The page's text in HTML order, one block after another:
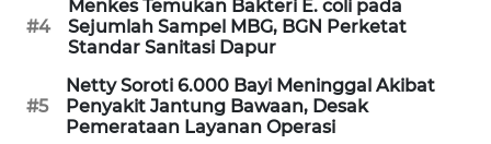
#4
Menkes Temukan Bakteri E. coli pada
Sejumlah Sampel MBG, BGN Perketat
Standar Sanitasi Dapur
#5
Netty Soroti 6.000 Bayi Meninggal Akibat
Penyakit Jantung Bawaan, Desak
Pemerataan Layanan Operasi
UMKM
SELEB